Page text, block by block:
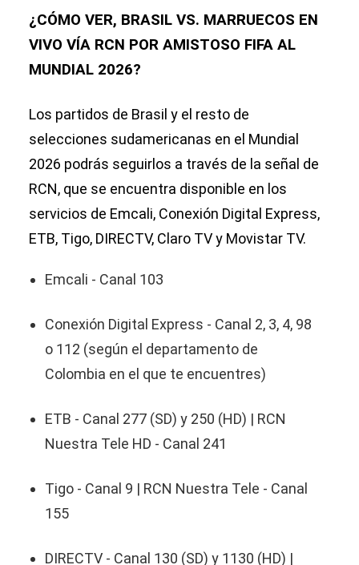
¿CÓMO VER, BRASIL VS. MARRUECOS EN
VIVO VÍA RCN POR AMISTOSO FIFA AL
MUNDIAL 2026?
Los partidos de Brasil y el resto de
selecciones sudamericanas en el Mundial
2026 podrás seguirlos a través de la señal de
RCN, que se encuentra disponible en los
servicios de Emcali, Conexión Digital Express,
ETB, Tigo, DIRECTV, Claro TV y Movistar TV.
Emcali - Canal 103
Conexión Digital Express - Canal 2, 3, 4, 98
o 112 (según el departamento de
Colombia en el que te encuentres)
ETB - Canal 277 (SD) y 250 (HD) | RCN
Nuestra Tele HD - Canal 241
Tigo - Canal 9 | RCN Nuestra Tele - Canal
155
DIRECTV - Canal 130 (SD) y 1130 (HD) |